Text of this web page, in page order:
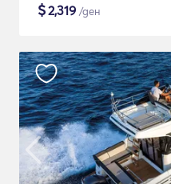
$2,319 /ден